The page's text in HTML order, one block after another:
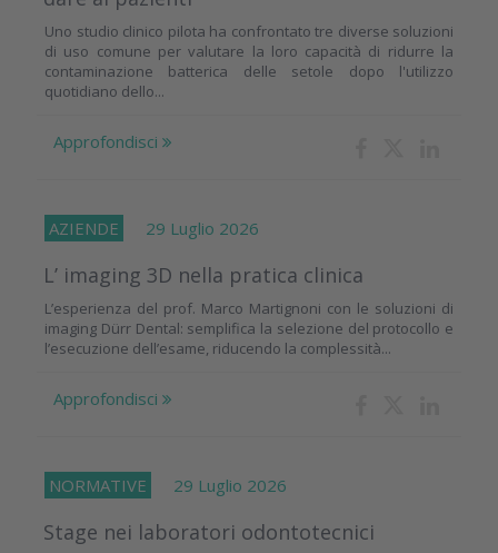
Uno studio clinico pilota ha confrontato tre diverse soluzioni
di uso comune per valutare la loro capacità di ridurre la
contaminazione batterica delle setole dopo l'utilizzo
quotidiano dello...
Approfondisci
AZIENDE 29 Luglio 2026
L’ imaging 3D nella pratica clinica
L’esperienza del prof. Marco Martignoni con le soluzioni di
imaging Dürr Dental: semplifica la selezione del protocollo e
l’esecuzione dell’esame, riducendo la complessità...
Approfondisci
NORMATIVE 29 Luglio 2026
Stage nei laboratori odontotecnici